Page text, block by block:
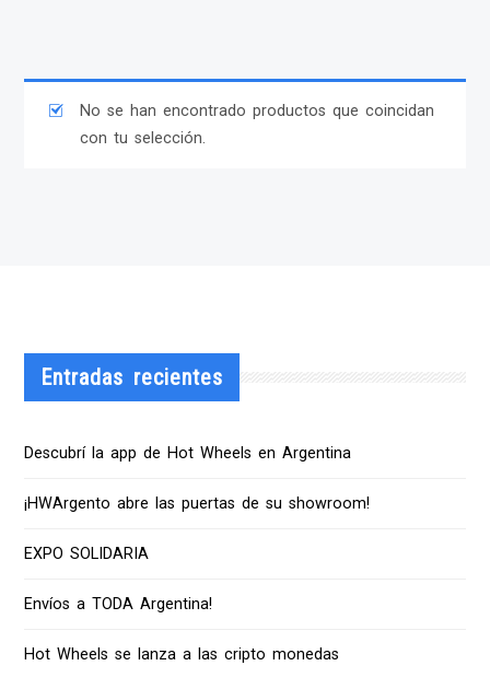
No se han encontrado productos que coincidan
con tu selección.
Entradas recientes
Descubrí la app de Hot Wheels en Argentina
¡HWArgento abre las puertas de su showroom!
EXPO SOLIDARIA
Envíos a TODA Argentina!
Hot Wheels se lanza a las cripto monedas